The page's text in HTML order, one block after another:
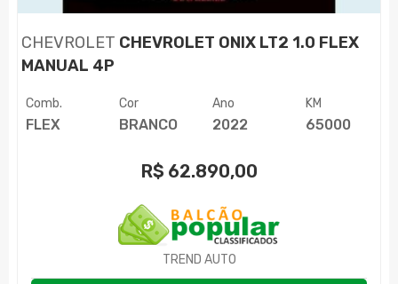
CHEVROLET CHEVROLET ONIX LT2 1.0 FLEX
MANUAL 4P
Comb.
FLEX
Cor
BRANCO
Ano
2022
KM
65000
R$ 62.890,00
TREND AUTO